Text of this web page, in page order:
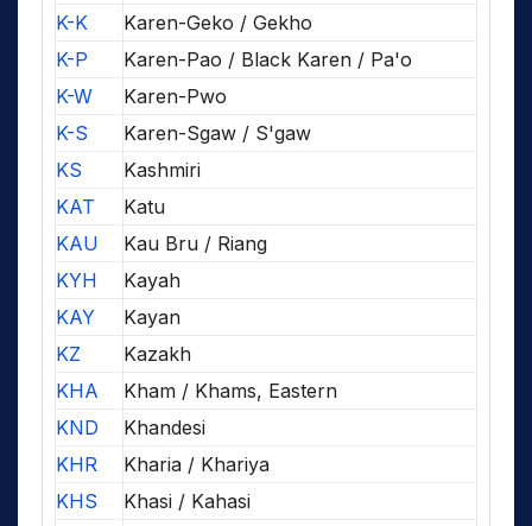
K-K
Karen-Geko / Gekho
K-P
Karen-Pao / Black Karen / Pa'o
K-W
Karen-Pwo
K-S
Karen-Sgaw / S'gaw
KS
Kashmiri
KAT
Katu
KAU
Kau Bru / Riang
KYH
Kayah
KAY
Kayan
KZ
Kazakh
KHA
Kham / Khams, Eastern
KND
Khandesi
KHR
Kharia / Khariya
KHS
Khasi / Kahasi